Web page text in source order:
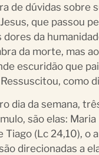
de dúvidas sobre
que passou
dores da
da morte, mas
escuridão que
como
dia da semana,
são elas: Maria
Tiago (Lc 24,10), o
direcionadas a